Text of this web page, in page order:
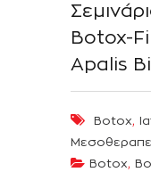
Botox-
Apalis
Botox,
Botox,